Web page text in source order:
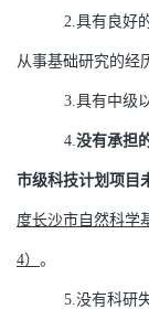
2.具有良好
从事基础研究的经
3.具有中级
4.没有承担
市级科技计划项目
度长沙市自然科学
4） 。
5.没有科研